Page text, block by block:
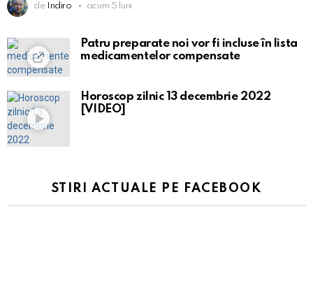
de Indiro acum 5 luni
Patru preparate noi vor fi incluse în lista
medicamentelor compensate
Horoscop zilnic 13 decembrie 2022
[VIDEO]
STIRI ACTUALE PE FACEBOOK